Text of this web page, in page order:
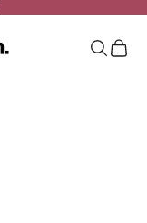
Suchen